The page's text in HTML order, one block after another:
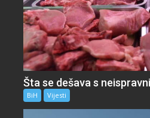
Šta se dešava s
BiH Vijesti